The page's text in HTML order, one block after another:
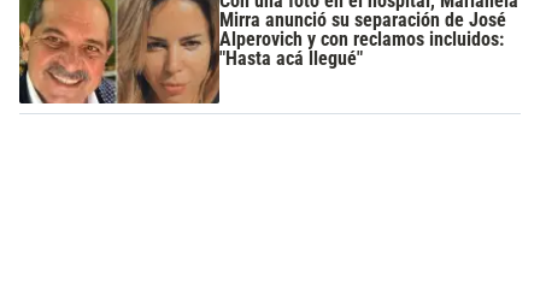
Mirra anunció su separación de José
Alperovich y con reclamos incluidos:
"Hasta acá llegué"